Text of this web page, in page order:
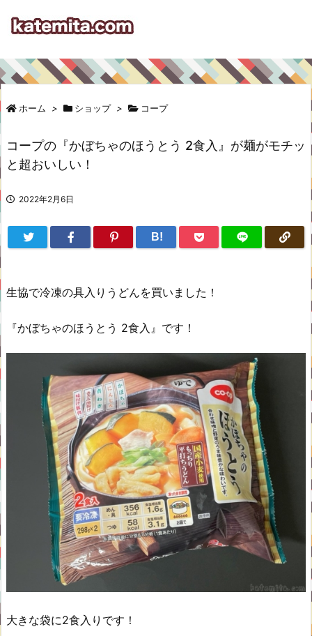
ホーム > ショップ > コープ
コープの『かぼちゃのほうとう 2食入』が麺がモチッ
と超おいしい！
2022年2月6日
B!
生協で冷凍の具入りうどんを買いました！
『かぼちゃのほうとう 2食入』です！
大きな袋に2食入りです！